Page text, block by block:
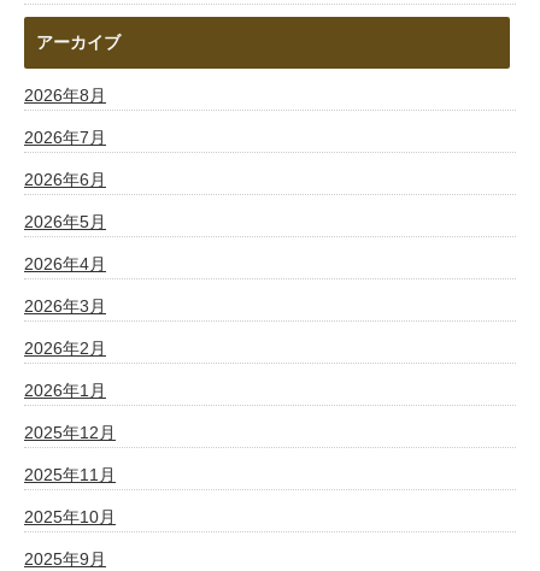
アーカイブ
2026年8月
2026年7月
2026年6月
2026年5月
2026年4月
2026年3月
2026年2月
2026年1月
2025年12月
2025年11月
2025年10月
2025年9月